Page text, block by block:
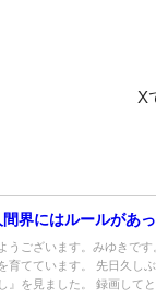
X
間界にはルールがあっ
うございます。みゆきで
育てています。 先日久し
』を見ました。 録画してと